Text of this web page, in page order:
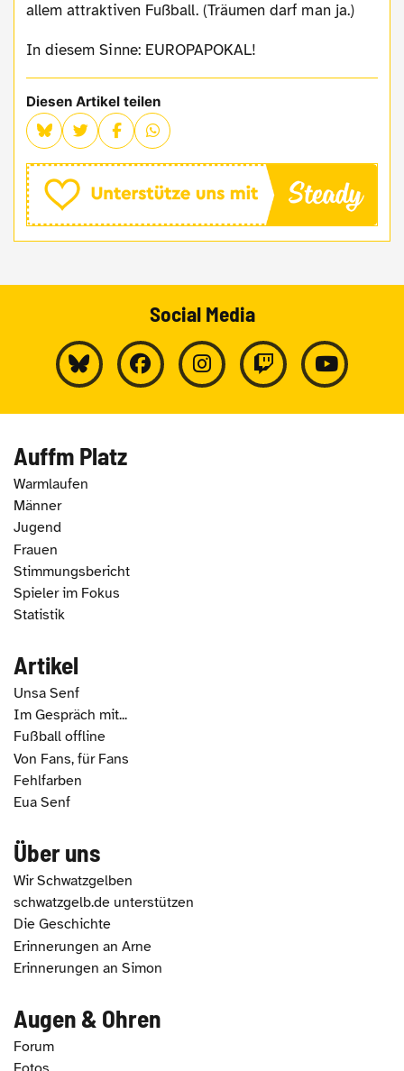
allem attraktiven Fußball. (Träumen darf man ja.)
In diesem Sinne: EUROPAPOKAL!
Diesen Artikel teilen
Social Media
Auffm Platz
Warmlaufen
Männer
Jugend
Frauen
Stimmungsbericht
Spieler im Fokus
Statistik
Artikel
Unsa Senf
Im Gespräch mit...
Fußball offline
Von Fans, für Fans
Fehlfarben
Eua Senf
Über uns
Wir Schwatzgelben
schwatzgelb.de unterstützen
Die Geschichte
Erinnerungen an Arne
Erinnerungen an Simon
Augen & Ohren
Forum